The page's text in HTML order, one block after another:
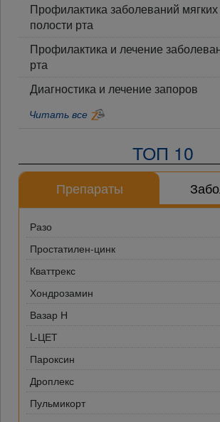
Профилактика заболеваний мягких
полости рта
Профилактика и лечение
рта
Диагностика и лечение запоров
Читать все
ТОП 10
Препараты
Разо
Простатилен-цинк
Кваттрекс
Хондрозамин
Вазар Н
L-ЦЕТ
Пароксин
Дроплекс
Пульмикорт